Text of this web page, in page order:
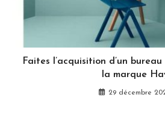
Faites l’acquisition d’un
la marque
29 décembre